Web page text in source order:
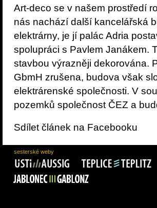
Art-deco se v našem prostředí
nás nachází další kancelářská
elektrárny, je jí palác Adria
spolupráci s Pavlem Janákem.
stavbou výrazněji dekorována.
GbmH zrušena, budova však
elektrárenské společnosti. V
pozemků společnost ČEZ a
Sdílet článek na Facebooku
sesterské weby